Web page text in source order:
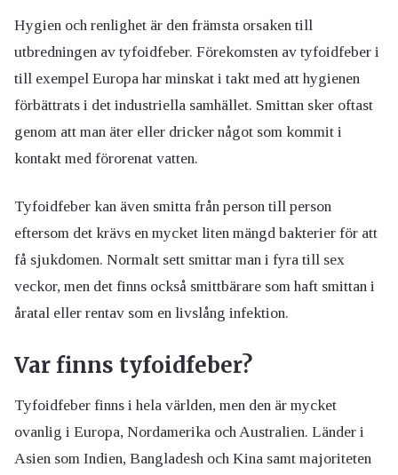
Hygien och renlighet är den främsta orsaken till
utbredningen av tyfoidfeber. Förekomsten av tyfoidfeber i
till exempel Europa har minskat i takt med att hygienen
förbättrats i det industriella samhället. Smittan sker oftast
genom att man äter eller dricker något som kommit i
kontakt med förorenat vatten.
Tyfoidfeber kan även smitta från person till person
eftersom det krävs en mycket liten mängd bakterier för att
få sjukdomen. Normalt sett smittar man i fyra till sex
veckor, men det finns också smittbärare som haft smittan i
åratal eller rentav som en livslång infektion.
Var finns tyfoidfeber?
Tyfoidfeber finns i hela världen, men den är mycket
ovanlig i Europa, Nordamerika och Australien. Länder i
Asien som Indien, Bangladesh och Kina samt majoriteten